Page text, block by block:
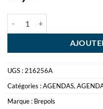
UGS :216256A
Catégories :AGENDAS,
Marque : Brepols